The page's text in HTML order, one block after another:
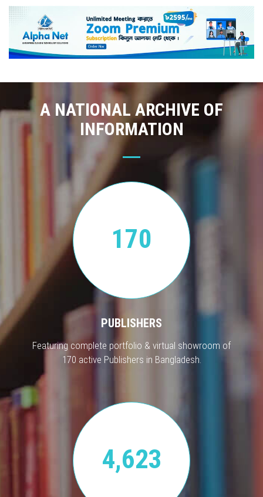
A NATIONAL ARCHIVE OF
INFORMATION
170
PUBLISHERS
Featuring complete portfolio & virtual showroom of
170 active Publishers in Bangladesh.
4,623